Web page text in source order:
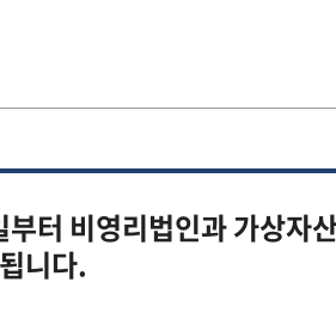
터 비영리법인과 가상자
니다.